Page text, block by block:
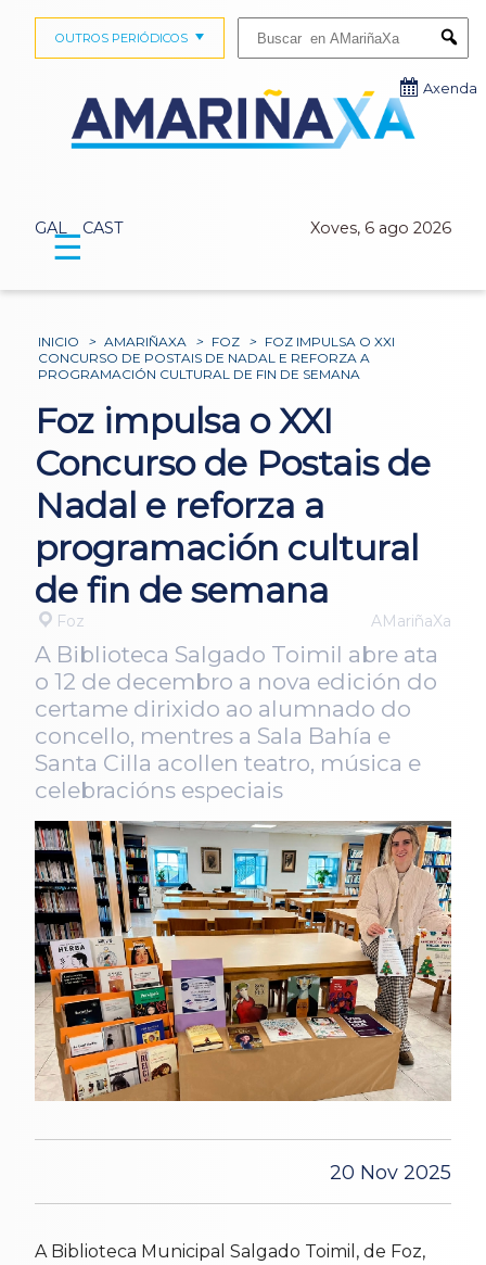
GAL CAST Xoves, 6 ago 2026
OUTROS PERIÓDICOS
Axenda
☰
INICIO > AMARIÑAXA > FOZ > FOZ IMPULSA O XXI
CONCURSO DE POSTAIS DE NADAL E REFORZA A
PROGRAMACIÓN CULTURAL DE FIN DE SEMANA
Foz impulsa o XXI
Concurso de Postais de
Nadal e reforza a
programación cultural
de fin de semana
Foz AMariñaXa
A Biblioteca Salgado Toimil abre ata
o 12 de decembro a nova edición do
certame dirixido ao alumnado do
concello, mentres a Sala Bahía e
Santa Cilla acollen teatro, música e
celebracións especiais
20 Nov 2025
A Biblioteca Municipal Salgado Toimil, de Foz,